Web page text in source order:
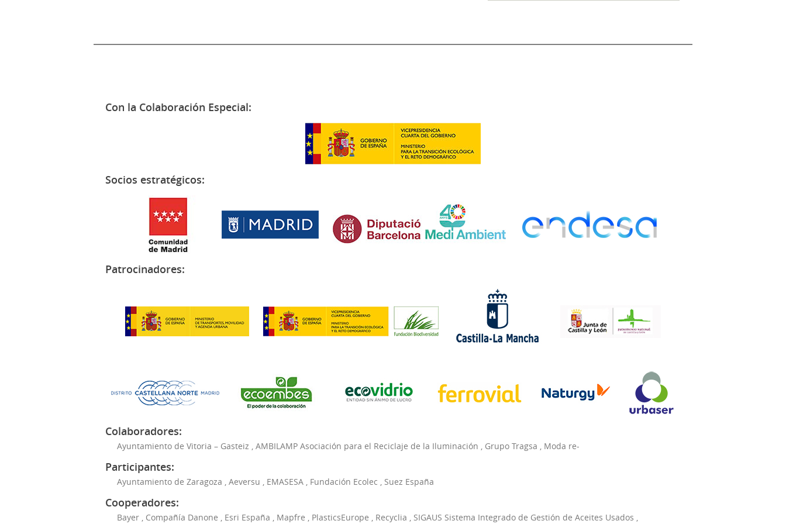
Con la Colaboración Especial:
Socios estratégicos:
Patrocinadores:
Colaboradores:
Ayuntamiento de Vitoria – Gasteiz AMBILAMP Asociación para el Reciclaje de la Iluminación Grupo Tragsa Moda re-
Participantes:
Ayuntamiento de Zaragoza Aeversu EMASESA Fundación Ecolec Suez España
Cooperadores:
Bayer Compañía Danone Esri España Mapfre PlasticsEurope Recyclia SIGAUS Sistema Integrado de Gestión de Aceites Usados